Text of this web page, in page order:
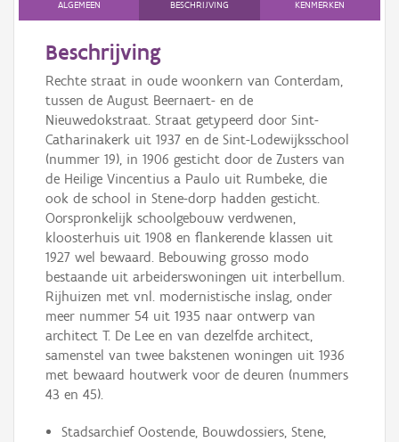
AanmeldenALGEMEEN BESCHRIJVING KENMERKEN
Beschrijving
Rechte straat in oude woonkern van Conterdam,
tussen de August Beernaert- en de
Nieuwedokstraat. Straat getypeerd door Sint-
Catharinakerk uit 1937 en de Sint-Lodewijksschool
(nummer 19), in 1906 gesticht door de Zusters van
de Heilige Vincentius a Paulo uit Rumbeke, die
ook de school in Stene-dorp hadden gesticht.
Oorspronkelijk schoolgebouw verdwenen,
kloosterhuis uit 1908 en flankerende klassen uit
1927 wel bewaard. Bebouwing grosso modo
bestaande uit arbeiderswoningen uit interbellum.
Rijhuizen met vnl. modernistische inslag, onder
meer nummer 54 uit 1935 naar ontwerp van
architect T. De Lee en van dezelfde architect,
samenstel van twee bakstenen woningen uit 1936
met bewaard houtwerk voor de deuren (nummers
43 en 45).
Stadsarchief Oostende, Bouwdossiers, Stene,